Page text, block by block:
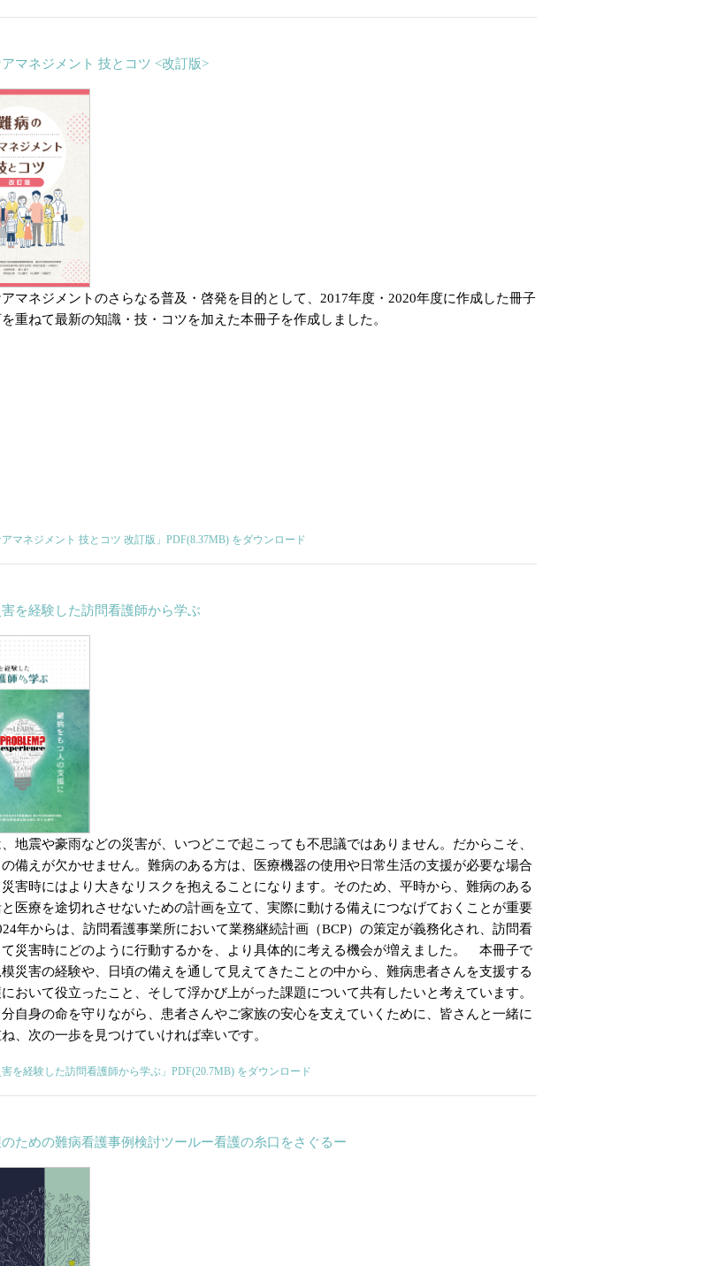
マネジメント 技とコツ <改訂版>
マネジメントのさらなる普及・啓発を目的として、2017年度・2020年度に作成した冊子
重ねて最新の知識・技・コツを加えた本冊子を作成しました。
アマネジメント 技とコツ 改訂版」PDF(8.37MB) をダウンロード
を経験した訪問看護師から学ぶ
、地震や豪雨などの災害が、いつどこで起こっても不思議ではありません。だからこそ、
の備えが欠かせません。難病のある方は、医療機器の使用や日常生活の支援が必要な場合
害時にはより大きなリスクを抱えることになります。そのため、平時から、難病のある
医療を途切れさせないための計画を立て、実際に動ける備えにつなげておくことが重要
年からは、訪問看護事業所において業務継続計画（BCP）の策定が義務化され、訪問看
災害時にどのように行動するかを、より具体的に考える機会が増えました。 本冊子で
災害の経験や、日頃の備えを通して見えてきたことの中から、難病患者さんを支援する
おいて役立ったこと、そして浮かび上がった課題について共有したいと考えています。
自身の命を守りながら、患者さんやご家族の安心を支えていくために、皆さんと一緒に
、次の一歩を見つけていければ幸いです。
害を経験した訪問看護師から学ぶ」PDF(20.7MB) をダウンロード
ための難病看護事例検討ツールー看護の糸口をさぐるー